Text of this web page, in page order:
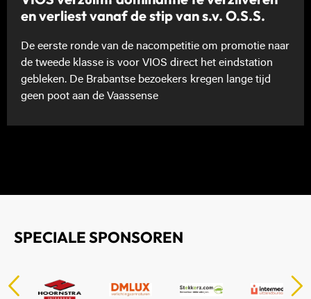
en verliest vanaf de stip van s.v. O.S.S.
De eerste ronde van de nacompetitie om promotie naar
de tweede klasse is voor VIOS direct het eindstation
gebleken. De Brabantse bezoekers kregen lange tijd
geen poot aan de Vaassense
SPECIALE SPONSOREN